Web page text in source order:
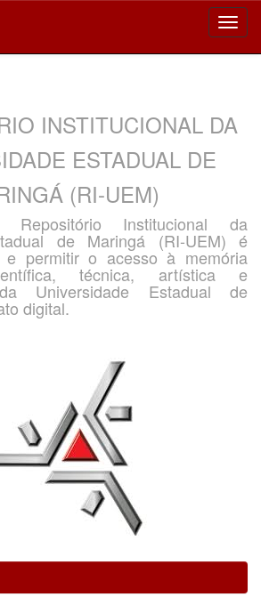
INSTITUCIONAL DA
ESTADUAL DE
(RI-UEM)
Institucional da
de Maringá (RI-UEM) é
e permitir o acesso à memória
técnica, artística e
Universidade Estadual de
digital.